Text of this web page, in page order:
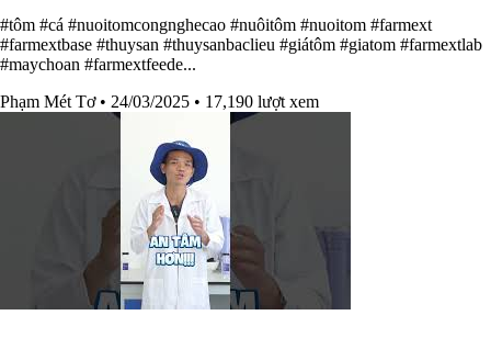
#tôm #cá #nuoitomcongnghecao #nuôitôm #nuoitom #farmext
#farmextbase #thuysan #thuysanbaclieu #giátôm #giatom #farmextlab
#maychoan #farmextfeede...
Phạm Mét Tơ • 24/03/2025 • 17,190 lượt xem